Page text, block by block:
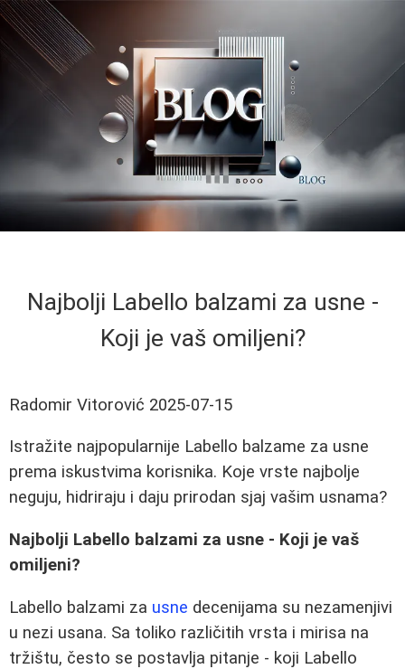
Najbolji Labello balzami za usne -
Koji je vaš omiljeni?
Radomir Vitorović 2025-07-15
Istražite najpopularnije Labello balzame za usne
prema iskustvima korisnika. Koje vrste najbolje
neguju, hidriraju i daju prirodan sjaj vašim usnama?
Najbolji Labello balzami za usne - Koji je vaš
omiljeni?
Labello balzami za usne decenijama su nezamenjivi
u nezi usana. Sa toliko različitih vrsta i mirisa na
tržištu, često se postavlja pitanje - koji Labello